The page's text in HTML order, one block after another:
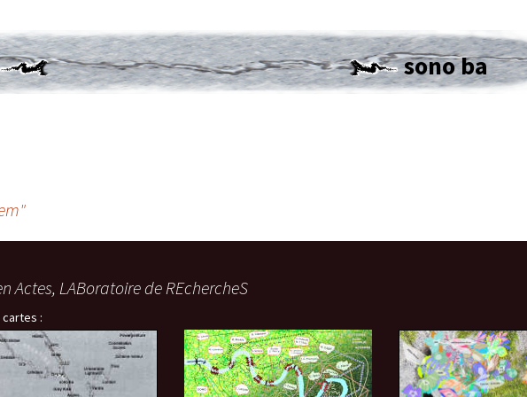
sono ba
Actes, LABoratoire de REchercheS
: